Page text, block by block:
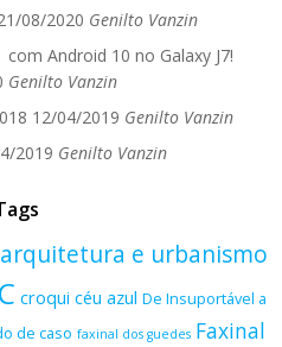
08/2020 Genilto Vanzin
Android 10 no Galaxy J7!
Genilto Vanzin
12/04/2019 Genilto Vanzin
2019 Genilto Vanzin
arquitetura e urbanismo
croqui céu azul De Insuportável a
de caso faxinal dos guedes Faxinal